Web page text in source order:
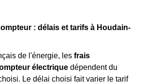
: délais et tarifs à Houdain-
de l'énergie, les frais
électrique dépendent du
Le délai choisi fait varier le tarif